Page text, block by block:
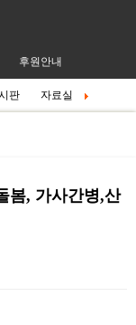
후원안내
판 자료실
봄, 가사간병,산